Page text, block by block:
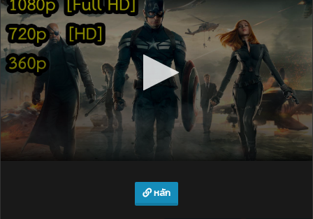
หลัก